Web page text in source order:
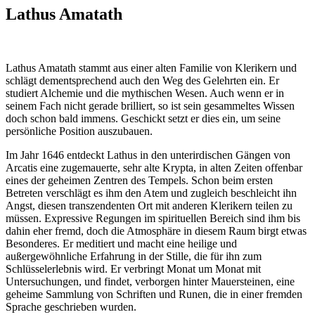
Lathus Amatath
Lathus Amatath stammt aus einer alten Familie von Klerikern und
schlägt dementsprechend auch den Weg des Gelehrten ein. Er
studiert Alchemie und die mythischen Wesen. Auch wenn er in
seinem Fach nicht gerade brilliert, so ist sein gesammeltes Wissen
doch schon bald immens. Geschickt setzt er dies ein, um seine
persönliche Position auszubauen.
Im Jahr 1646 entdeckt Lathus in den unterirdischen Gängen von
Arcatis eine zugemauerte, sehr alte Krypta, in alten Zeiten offenbar
eines der geheimen Zentren des Tempels. Schon beim ersten
Betreten verschlägt es ihm den Atem und zugleich beschleicht ihn
Angst, diesen transzendenten Ort mit anderen Klerikern teilen zu
müssen. Expressive Regungen im spirituellen Bereich sind ihm bis
dahin eher fremd, doch die Atmosphäre in diesem Raum birgt etwas
Besonderes. Er meditiert und macht eine heilige und
außergewöhnliche Erfahrung in der Stille, die für ihn zum
Schlüsselerlebnis wird. Er verbringt Monat um Monat mit
Untersuchungen, und findet, verborgen hinter Mauersteinen, eine
geheime Sammlung von Schriften und Runen, die in einer fremden
Sprache geschrieben wurden.